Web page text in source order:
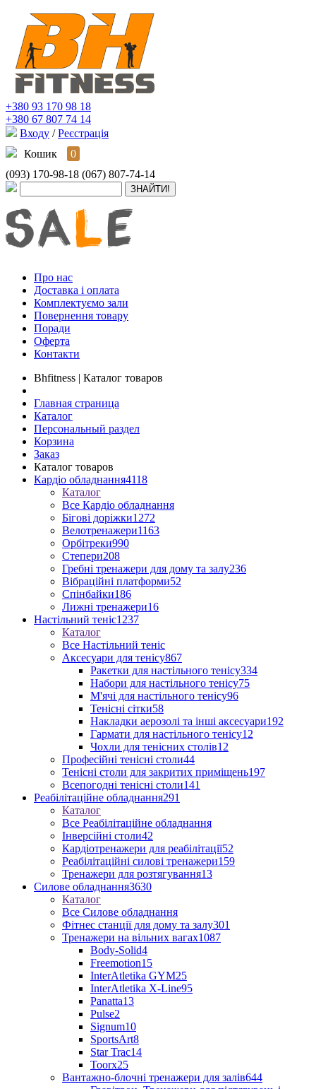
+380 93 170 98 18
+380 67 807 74 14
Входу / Реєстрація
Кошик
0
(093) 170-98-18 (067) 807-74-14
Про нас
Доставка і оплата
Комплектуємо зали
Повернення товару
Поради
Оферта
Контакти
Bhfitness | Каталог товаров
Главная страница
Каталог
Персональный раздел
Корзина
Заказ
Каталог товаров
Кардіо обладнання4118
Каталог
Все Кардіо обладнання
Бігові доріжки1272
Велотренажери1163
Орбітреки990
Степери208
Гребні тренажери для дому та залу236
Вібраційні платформи52
Спінбайки186
Лижні тренажери16
Настільний теніс1237
Каталог
Все Настільний теніс
Аксесуари для тенісу867
Ракетки для настільного тенісу334
Набори для настільного тенісу75
М'ячі для настільного тенісу96
Тенісні сітки58
Накладки аерозолі та інші аксесуари192
Гармати для настільного тенісу12
Чохли для тенісних столів12
Професійні тенісні столи44
Тенісні столи для закритих приміщень197
Всепогодні тенісні столи141
Реабілітаційне обладнання291
Каталог
Все Реабілітаційне обладнання
Інверсійні столи42
Кардіотренажери для реабілітації52
Реабілітаційні силові тренажери159
Тренажери для розтягування13
Силове обладнання3630
Каталог
Все Силове обладнання
Фітнес станції для дому та залу301
Тренажери на вільних вагах1087
Body-Solid4
Freemotion15
InterAtletika GYM25
InterAtletika X-Line95
Panatta13
Pulse2
Signum10
SportsArt8
Star Trac14
Toorx25
Вантажно-блочні тренажери для залів644